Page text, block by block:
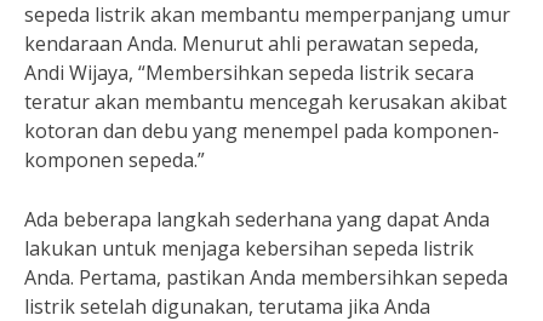
sepeda listrik akan membantu memperpanjang umur
kendaraan Anda. Menurut ahli perawatan sepeda,
Andi Wijaya, “Membersihkan sepeda listrik secara
teratur akan membantu mencegah kerusakan akibat
kotoran dan debu yang menempel pada komponen-
komponen sepeda.”
Ada beberapa langkah sederhana yang dapat Anda
lakukan untuk menjaga kebersihan sepeda listrik
Anda. Pertama, pastikan Anda membersihkan sepeda
listrik setelah digunakan, terutama jika Anda